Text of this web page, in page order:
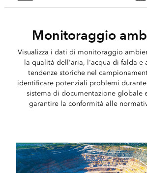
Monitoraggio
Visualizza i dati di monitoraggio
la qualità dell'aria, l'acqua di falda e
tendenze storiche nel
identificare potenziali problemi
sistema di documentazione globale
garantire la conformità alle